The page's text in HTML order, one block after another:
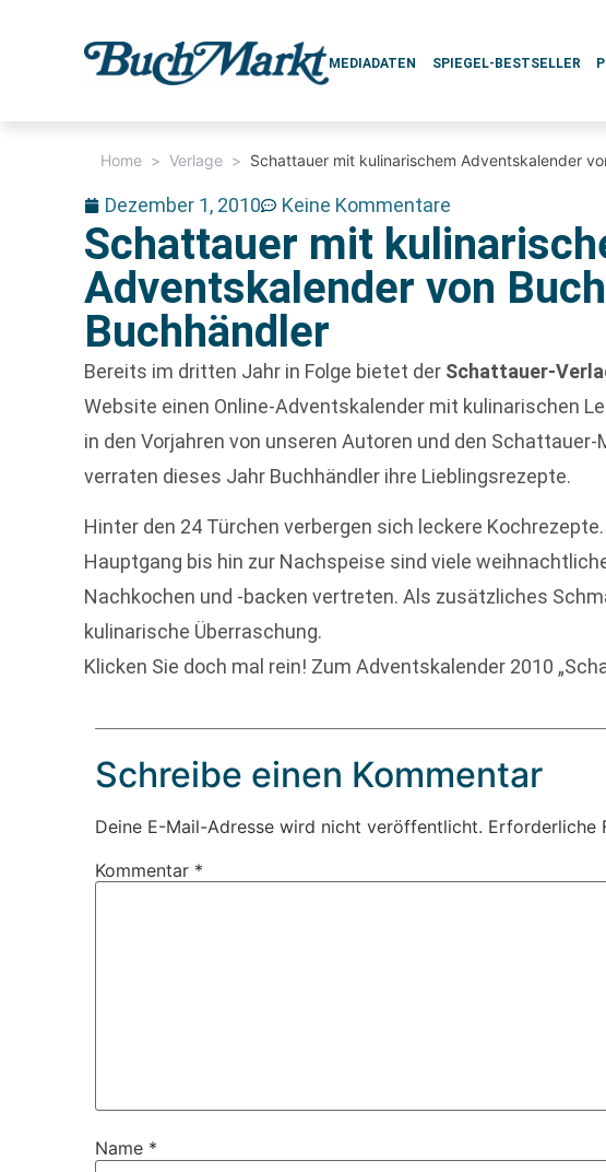
MEDIADATEN SPIEGEL-BESTSELLER
Home > Verlage > Schattauer mit kulinarischem Adventskalender
Dezember 1, 2010 Keine Kommentare
Schattauer mit
Adventskalender von
Buchhändler
Bereits im dritten Jahr in Folge bietet der Schattauer-
Website einen Online-Adventskalender mit kulinarischen
in den Vorjahren von unseren Autoren und den
verraten dieses Jahr Buchhändler ihre Lieblingsrezepte.
Hinter den 24 Türchen verbergen sich leckere
Hauptgang bis hin zur Nachspeise sind viele
Nachkochen und -backen vertreten. Als zusätzliches
kulinarische Überraschung.
Klicken Sie doch mal rein! Zum Adventskalender 2010
Schreibe einen Kommentar
Deine E-Mail-Adresse wird nicht veröffentlicht. Erforderliche
Kommentar *
Name *